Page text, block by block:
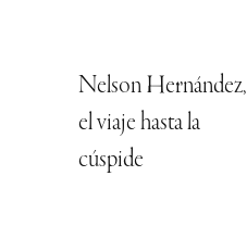
Nelson Hernández,
el viaje hasta la
cúspide